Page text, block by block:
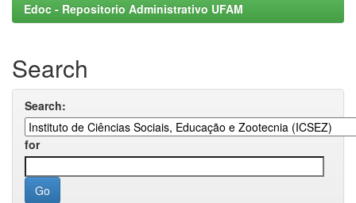
Edoc - Repositorio Administrativo UFAM
Search
Search:
for